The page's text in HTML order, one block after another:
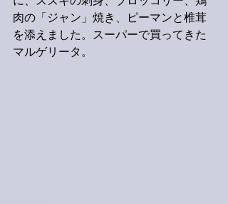
肉の「ジャン」焼き、ピーマンと椎茸
を添えました。スーパーで買ってきた
マルゲリータ。